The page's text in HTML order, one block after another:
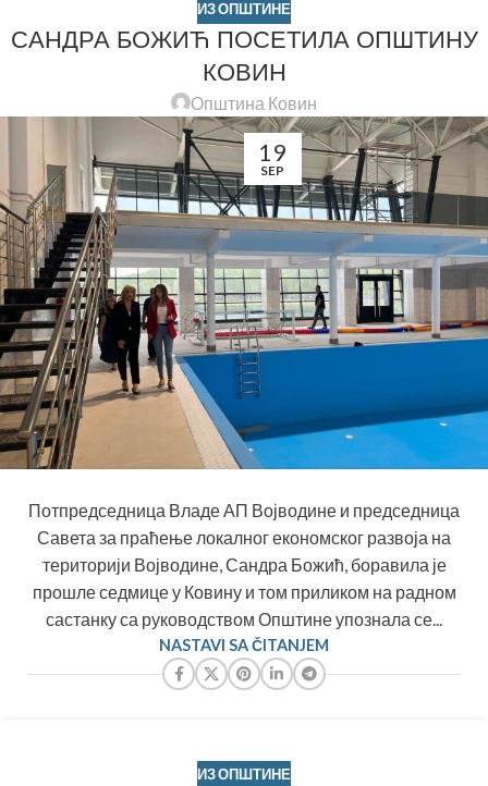
ИЗ ОПШТИНЕ
САНДРА БОЖИЋ ПОСЕТИЛА ОПШТИНУ
КОВИН
Општина Ковин
19
SEP
Потпредседница Владе АП Војводине и председница
Савета за праћење локалног економског развоја на
територији Војводине, Сандра Божић, боравила је
прошле седмице у Ковину и том приликом на радном
састанку са руководством Општине упознала се...
NASTAVI SA ČITANJEM
ИЗ ОПШТИНЕ